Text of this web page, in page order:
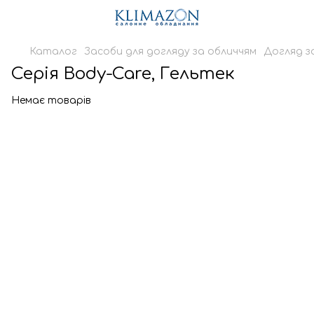
Каталог Засоби для догляду за обличчям Догляд
Серія Body-Care, Гельтек
Немає товарів